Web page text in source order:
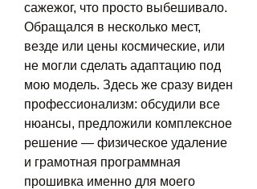
сажежог, что просто выбешивало.
Обращался в несколько мест,
везде или цены космические, или
не могли сделать адаптацию под
мою модель. Здесь же сразу виден
профессионализм: обсудили все
нюансы, предложили комплексное
решение — физическое удаление
и грамотная программная
прошивка именно для моего